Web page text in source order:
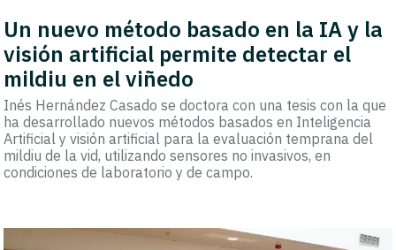
Un nuevo método basado en la IA y la
visión artificial permite detectar el
mildiu en el viñedo
Inés Hernández Casado se doctora con una tesis con la que
ha desarrollado nuevos métodos basados en Inteligencia
Artificial y visión artificial para la evaluación temprana del
mildiu de la vid, utilizando sensores no invasivos, en
condiciones de laboratorio y de campo.